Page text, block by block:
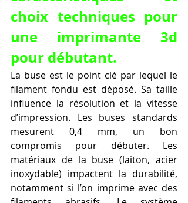
choix techniques pour
une imprimante 3d
pour débutant.
La buse est le point clé par lequel le
filament fondu est déposé. Sa taille
influence la résolution et la vitesse
d’impression. Les buses standards
mesurent 0,4 mm, un bon
compromis pour débuter. Les
matériaux de la buse (laiton, acier
inoxydable) impactent la durabilité,
notamment si l’on imprime avec des